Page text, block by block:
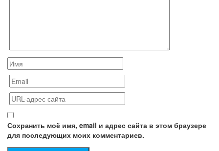
Сохранить моё имя, email и адрес сайта в этом браузере
для последующих моих комментариев.